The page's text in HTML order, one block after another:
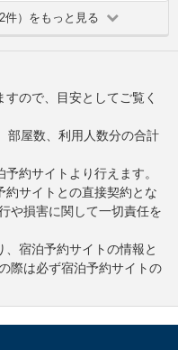
件）をもっと見る
ので、目安としてご覧く
部屋数、利用人数分の合計
約サイトより行えます。
サイトとの直接契約とな
や損害に関して一切責任を
宿泊予約サイトの情報と
際は必ず宿泊予約サイトの